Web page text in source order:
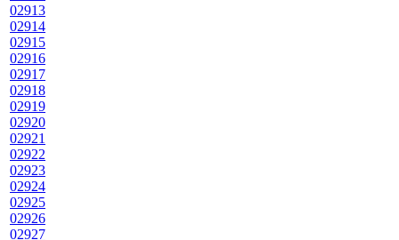
02913
02914
02915
02916
02917
02918
02919
02920
02921
02922
02923
02924
02925
02926
02927